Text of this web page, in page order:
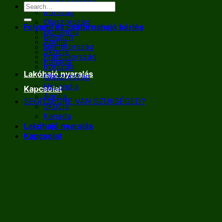
Franciaország
Írország
Olaszország
Hollandia
Anglia
Skócia
Kanada
Lakóhajó nyaralás
Kapcsolat
SEGÍTSÉGRE VAN SZÜKSÉGED?
Folyami és csatornahajó bérlés
Belgium
Németország
Franciaország
Írország
Olaszország
Hollandia
Anglia
Skócia
Kanada
Lakóhajó nyaralás
Kapcsolat